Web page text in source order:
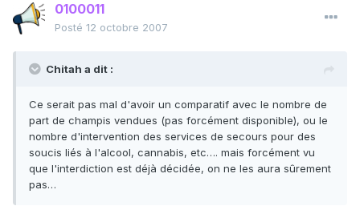
0100011
Posté 12 octobre 2007
Chitah a dit :
Ce serait pas mal d'avoir un comparatif avec le nombre de
part de champis vendues (pas forcément disponible), ou le
nombre d'intervention des services de secours pour des
soucis liés à l'alcool, cannabis, etc…. mais forcément vu
que l'interdiction est déjà décidée, on ne les aura sûrement
pas…